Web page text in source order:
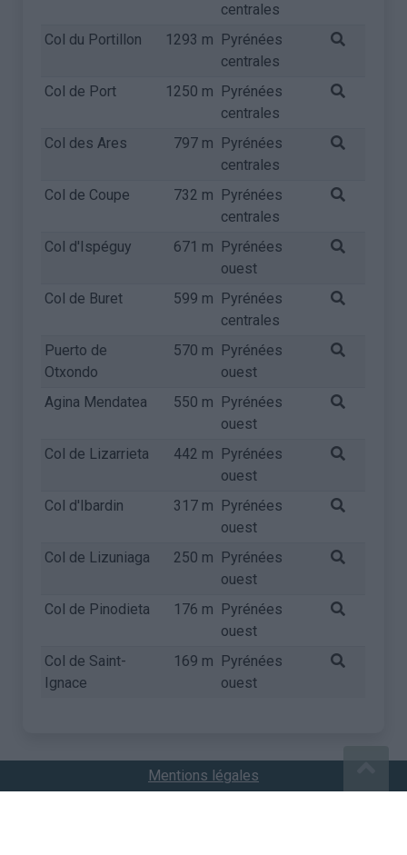
centrales
Col du Portillon
1293 m Pyrénées
centrales
Col de Port
1250 m Pyrénées
centrales
Col des Ares
797 m Pyrénées
centrales
Col de Coupe
732 m Pyrénées
centrales
Col d'Ispéguy
671 m Pyrénées
ouest
Col de Buret
599 m Pyrénées
centrales
Puerto de
Otxondo
570 m Pyrénées
ouest
Agina Mendatea
550 m Pyrénées
ouest
Col de Lizarrieta
442 m Pyrénées
ouest
Col d'Ibardin
317 m Pyrénées
ouest
Col de Lizuniaga
250 m Pyrénées
ouest
Col de Pinodieta
176 m Pyrénées
ouest
Col de Saint-
Ignace
169 m Pyrénées
ouest
Mentions légales